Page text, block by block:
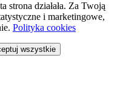
strona działała. Za Twoją
i marketingowe,
Polityka cookies
wszystkie